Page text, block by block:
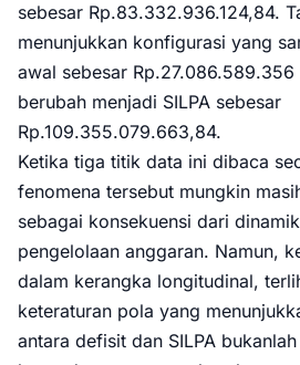
sebesar Rp.83.332.936.124,84.
menunjukkan konfigurasi yang
awal sebesar
berubah menjadi SILPA sebesar
Rp.109.355.079.663,84.
Ketika tiga titik data ini dibaca
fenomena tersebut mungkin
sebagai konsekuensi dari
pengelolaan anggaran. Namun,
dalam kerangka longitudinal,
keteraturan pola yang
antara defisit dan SILPA